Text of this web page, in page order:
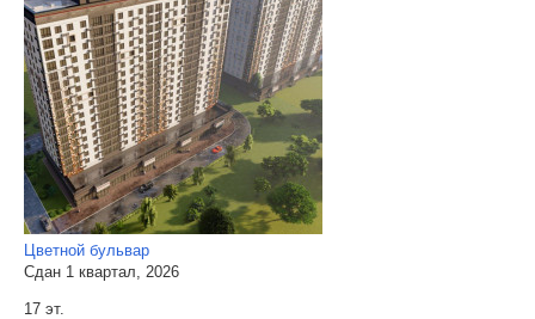
Цветной бульвар
Сдан 1 квартал, 2026
17 эт.